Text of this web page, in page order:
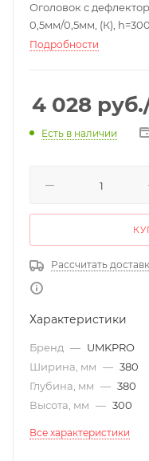
Оголовок с
0,5мм/0,5мм, (К),
Подробности
4 028 руб.
Есть в наличии
Рассчитать
Характеристики
Бренд — UMKPRO
Ширина, мм — 380
Глубина, мм — 380
Высота, мм — 300
Все характеристики